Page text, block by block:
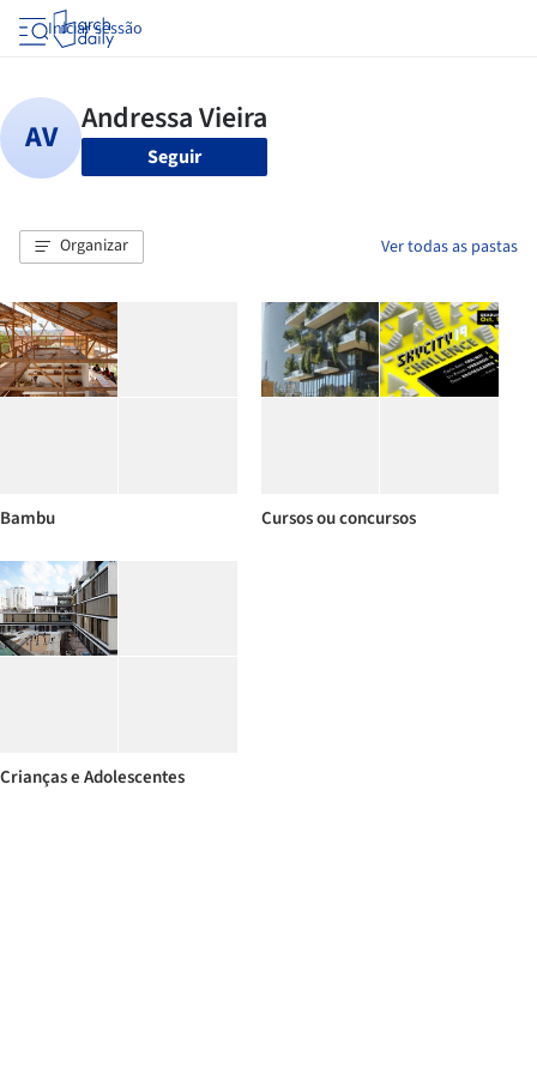
Iniciar sessão
Seguir
Organizar Ver todas as pastas
Bambu Cursos ou concursos
Crianças e Adolescentes